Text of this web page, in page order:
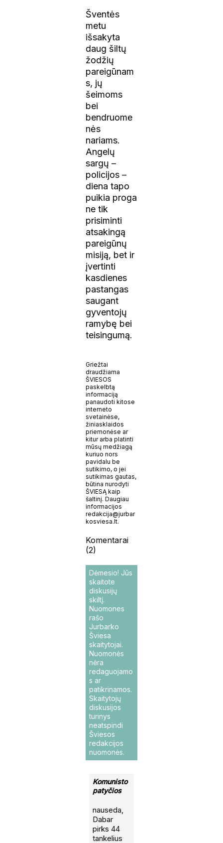
Šventės
metu
išsakyta
daug šiltų
žodžių
pareigūnam
s, jų
šeimoms
bei
bendruome
nės
nariams.
Angelų
sargų –
policijos –
diena tapo
puikia proga
ne tik
prisiminti
atsakingą
pareigūnų
misiją, bet ir
įvertinti
kasdienes
pastangas
saugant
gyventojų
ramybę bei
teisingumą.
Griežtai
draudžiama
ŠVIESOS
paskelbtą
informaciją
panaudoti kitose
interneto
svetainėse,
žiniasklaidos
priemonėse ar
kitur arba platinti
mūsų medžiagą
kuriuo nors
pavidalu be
sutikimo, o jei
sutikimas gautas,
būtina nurodyti
ŠVIESĄ kaip
šaltinį. Daugiau
informacijos
redakcija@jurbar
kosviesa.lt.
Komentarai
(2)
Dėmesio! Jūs
skaitote
diskusijų
skiltį.
Nuomones
rašo
Jurbarko
Šviesa
skaitytojai.
Nuomonės
nėra
redaguojamo
s ar
patikrinamos.
Skaitytojų
diskusijos
turinys
neatspindi
Šviesos
redakcijos
nuomonės.
Komunisto
patyčios
nauseda,
Dabar
pirks 44
tankelius